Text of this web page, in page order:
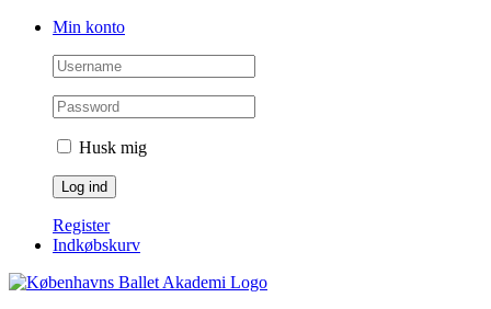
Skip
Facebook
InstagramMin konto
Husk mig
Register
Indkøbskurv